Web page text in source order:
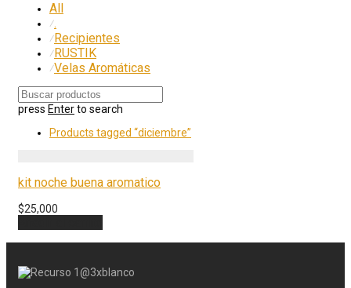
All
⁄.
⁄Recipientes
⁄RUSTIK
⁄Velas Aromáticas
press Enterto search
Products tagged “diciembre”
kit noche buena aromatico
$25,000